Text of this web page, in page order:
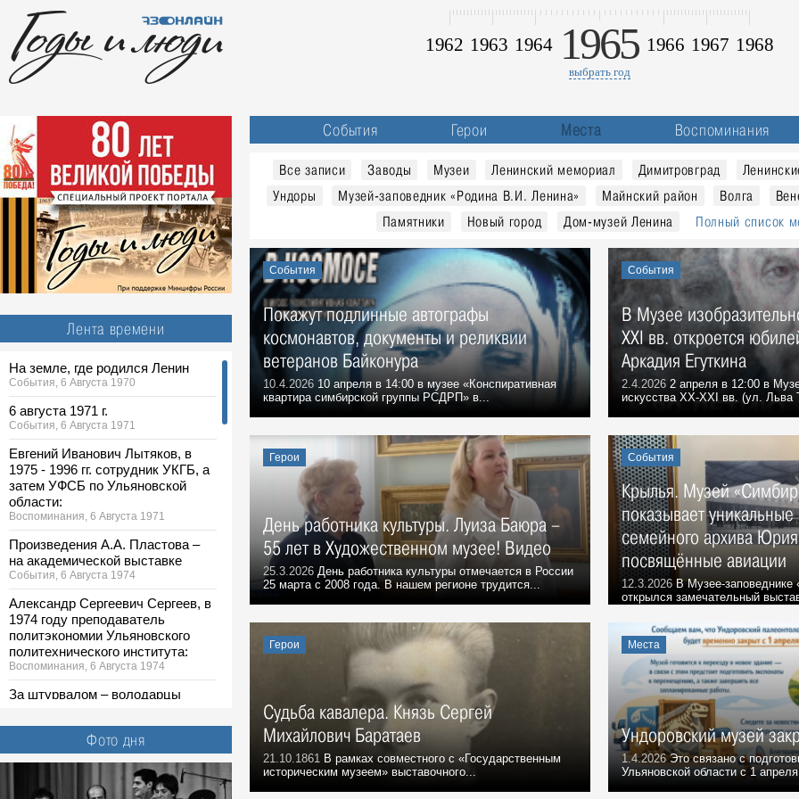
1965
1962 1963 1964 1966 1967 1968
выбрать год
Лента времени
На земле, где родился Ленин
События, 6 Августа 1970
6 августа 1971 г.
События, 6 Августа 1971
Евгений Иванович Лытяков, в
1975 - 1996 гг. сотрудник УКГБ, а
затем УФСБ по Ульяновской
области:
Воспоминания, 6 Августа 1971
Произведения А.А. Пластова –
на академической выставке
События, 6 Августа 1974
Александр Сергеевич Сергеев, в
1974 году преподаватель
политэкономии Ульяновского
политехнического института:
Воспоминания, 6 Августа 1974
За штурвалом – володарцы
Большой простор для
творчества
Георгий Иванович Марчук
Фото дня
События Герои Места Воспоминания
Все записи Заводы Музеи Ленинский мемориал Димитровград
Ундоры
Музей-заповедник «Родина В.И. Ленина» Майнский район Волга
Памятники
Новый город Дом-музей Ленина Полный список
События
Покажут подлинные автографы
космонавтов, документы и реликвии
ветеранов Байконура
10.4.2026 10 апреля в 14:00 в музее «Конспиративная
квартира симбирской группы РСДРП» в...
События
В Музее
XXI вв. откроется
Аркадия Егуткина
2.4.2026 2 апреля в 12:00 в
искусства XX-XXI вв. (ул. Льва
Герои
День работника культуры. Луиза Баюра –
55 лет в Художественном музее! Видео
25.3.2026 День работника культуры отмечается в России
25 марта с 2008 года. В нашем регионе трудится...
События
Крылья. Музей
показывает
семейного архива
посвящённые авиации
12.3.2026 В Музее-
открылся замечательный
Герои
Судьба кавалера. Князь Сергей
Михайлович Баратаев
21.10.1861 В рамках совместного с «Государственным
историческим музеем» выставочного...
Места
Ундоровский музей
1.4.2026Это связано с
Ульяновской области с 1